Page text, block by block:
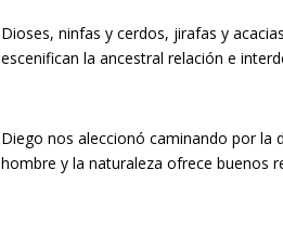
Dioses, ninfas y cerdos, jirafas y
escenifican la ancestral relación e
Diego nos aleccionó caminando por la
hombre y la naturaleza ofrece buenos